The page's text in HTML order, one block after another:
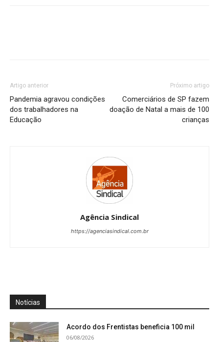
Artigo anterior
Pandemia agravou condições
dos trabalhadores na
Educação
Próximo artigo
Comerciários de SP fazem
doação de Natal a mais de 100
crianças
Agência Sindical
https://agenciasindical.com.br
Notícias
Acordo dos Frentistas beneficia 100 mil
06/08/2026